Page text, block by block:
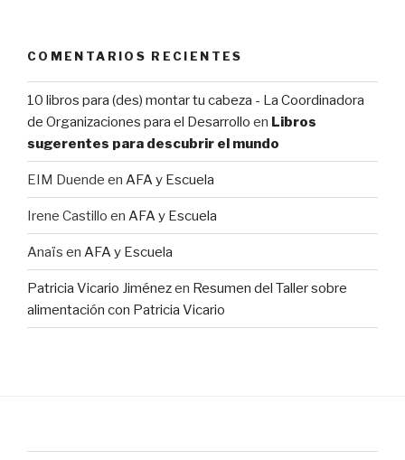
COMENTARIOS RECIENTES
10 libros para (des) montar tu cabeza - La Coordinadora
de Organizaciones para el Desarrollo en Libros
sugerentes para descubrir el mundo
EIM Duende en AFA y Escuela
Irene Castillo en AFA y Escuela
Anaïs en AFA y Escuela
Patricia Vicario Jiménezen Resumen del Taller sobre
alimentación con Patricia Vicario